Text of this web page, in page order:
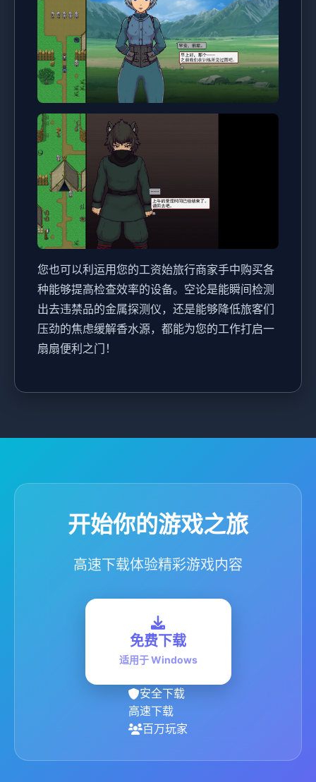
您也可以利运用您的工资始旅行商家手中购买各
种能够提高检查效率的设备。空论是能瞬间检测
出去违禁品的金属探测仪，还是能够降低旅客们
压劲的焦虑缓解香水源，都能为您的工作打启一
扇扇便利之门！
开始你的游戏之旅
高速下载体验精彩游戏内容
免费下载
适用于 Windows
安全下载
高速下载
百万玩家